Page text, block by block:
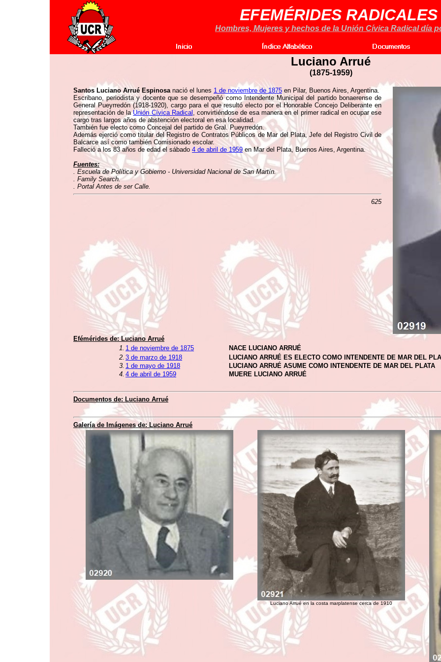
EFEMÉRIDES RADICALES
Hombres, Mujeres y hechos de la Unión Cívica Radical día
Luciano Arrué
(1875-1959)
Santos Luciano Arrué Espinosanació el lunes 1 de noviembre de 1875 en Pilar, Buenos Aires, Argentina.
Escribano, periodista y docente que se desempeñó como Intendente Municipal del partido bonaerense de
General Pueyrredón (1918-1920), cargo para el que resultó electo por el Honorable Concejo Deliberante en
representación de laUnión Cívica Radical , convirtiéndose de esa manera en el primer radical en ocupar ese
cargo tras largos años de abstención electoral en esa localidad.
También fue electo como Concejal del partido de Gral. Pueyrredón.
Además ejerció como titular del Registro de Contratos Públicos de Mar del Plata, Jefe del Registro Civil de
Balcarce así como también Comisionado escolar.
Falleció a los 83 años de edad el sábado 4 de abril de 1959en Mar del Plata, Buenos Aires, Argentina.
Fuentes:
. Escuela de Política y Gobierno - Universidad Nacional de San Martín.
. Family Search.
. Portal Antes de ser Calle.
625
Efémérides de: Luciano Arrué
1. 1 de noviembre de 1875
NACE LUCIANO ARRUÉ
2. 3 de marzo de 1918
LUCIANO ARRUÉ ES ELECTO COMO INTENDENTE DE MAR DEL
3. 1 de mayo de 1918
LUCIANO ARRUÉ ASUME COMO INTENDENTE DE MAR DEL PLATA
4. 4 de abril de 1959 MUERE LUCIANO ARRUÉ
Documentos de: Luciano Arrué
Galería de Imágenes de: Luciano Arrué
Luciano Arrué en la costa marplatense cerca de 1910